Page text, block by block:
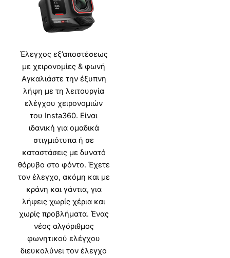
Έλεγχος εξ’αποστέσεως
με χειρονομίες & φωνή
Αγκαλιάστε την έξυπνη
λήψη με τη λειτουργία
ελέγχου χειρονομιών
του Insta360. Είναι
ιδανική για ομαδικά
στιγμιότυπα ή σε
καταστάσεις με δυνατό
θόρυβο στο φόντο. Έχετε
τον έλεγχο, ακόμη και με
κράνη και γάντια, για
λήψεις χωρίς χέρια και
χωρίς προβλήματα. Ένας
νέος αλγόριθμος
φωνητικού ελέγχου
διευκολύνει τον έλεγχο